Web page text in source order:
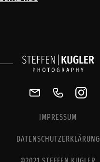
IMPRESSUM
DATENSCHUTZERKLÄRUNG